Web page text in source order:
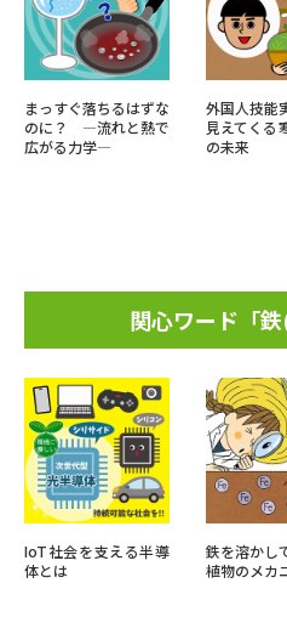
まっすぐ落ちるはずな
のに？ ―流れと熱で
広がる力学―
外国人技能
見えてくる
の未来
関心ワード「
IoT社会を支える半導
体とは
鉄を溶かし
植物のメカ